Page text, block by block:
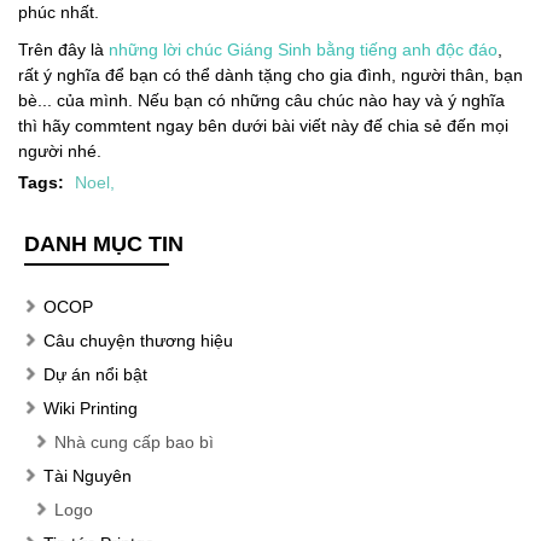
phúc nhất.
Trên đây là những lời chúc Giáng Sinh bằng tiếng anh độc đáo
rất ý nghĩa để bạn có thể dành tặng cho gia đình, người thân, bạn
bè... của mình. Nếu bạn có những câu chúc nào hay và ý nghĩa
thì hãy commtent ngay bên dưới bài viết này đế chia sẻ đến mọi
người nhé.
Tags:
Noel
DANH MỤC TIN
OCOP
Câu chuyện thương hiệu
Dự án nổi bật
Wiki Printing
Nhà cung cấp bao bì
Tài Nguyên
Logo